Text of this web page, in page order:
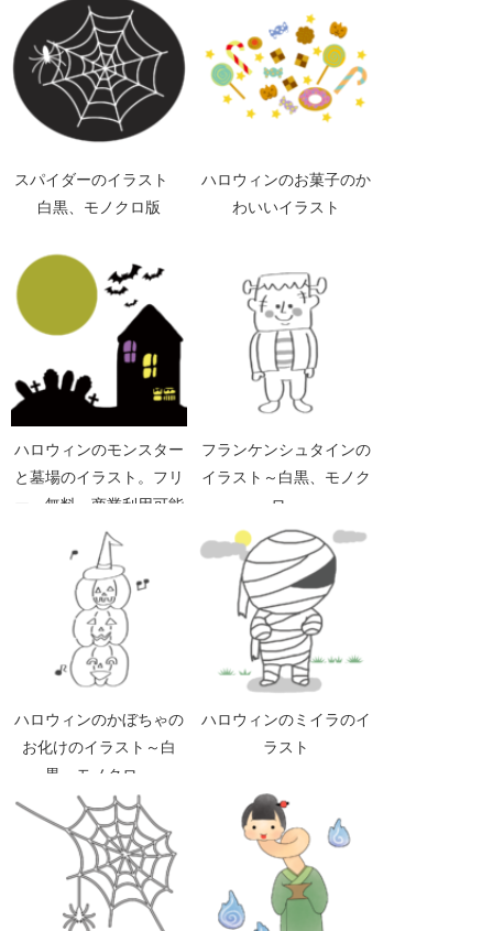
スパイダーのイラスト
白黒、モノクロ版
ハロウィンのお菓子のか
わいいイラスト
ハロウィンのモンスター
と墓場のイラスト。フリ
ー、無料、商業利用可能
フランケンシュタインの
イラスト～白黒、モノク
ロ～
ハロウィンのかぼちゃの
お化けのイラスト～白
黒、モノクロ～
ハロウィンのミイラのイ
ラスト